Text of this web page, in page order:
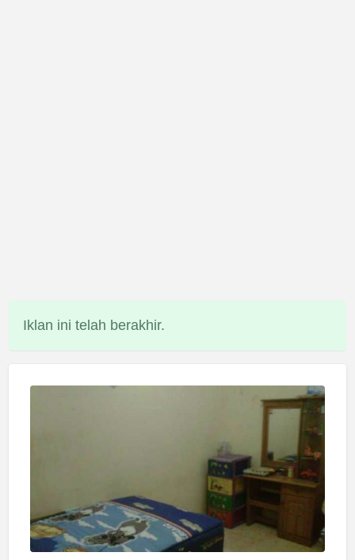
Iklan ini telah berakhir.